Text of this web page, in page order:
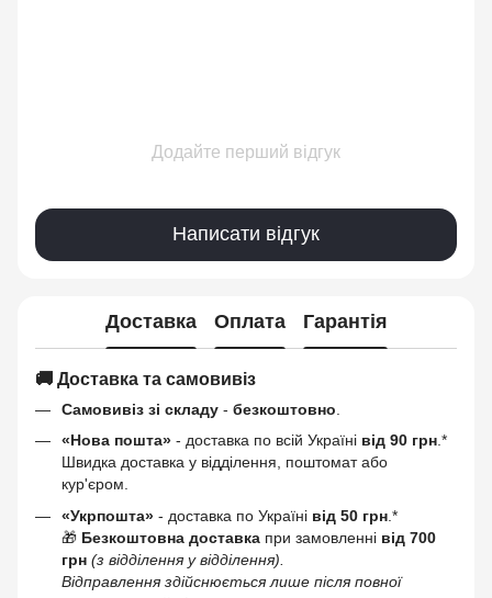
Додайте перший відгук
Написати відгук
Доставка Оплата Гарантія
🚚 Доставка та самовивіз
Самовивіз зі складу - безкоштовно
«Нова пошта» - доставка по всій Україні від 90 грн.*
Швидка доставка у відділення, поштомат або
кур'єром.
«Укрпошта» - доставка по Україні від 50 грн .*
🎁 Безкоштовна доставка при замовленні від 700
грн (з відділення у відділення).
Відправлення здійснюється лише після повної